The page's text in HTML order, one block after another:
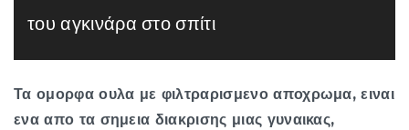
του αγκινάρα στο σπίτι
Τα ομορφα ουλα με φιλτραρισμενο αποχρωμα, ειναι
ενα απο τα σημεια διακρισης μιας γυναικας,